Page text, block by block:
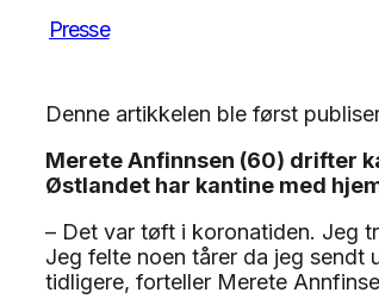
Presse
Denne artikkelen ble først
Merete Anfinnsen (60) drifter
Østlandet har kantine med
– Det var tøft i koronatiden. Jeg
Jeg felte noen tårer da jeg sendt
tidligere, forteller Merete